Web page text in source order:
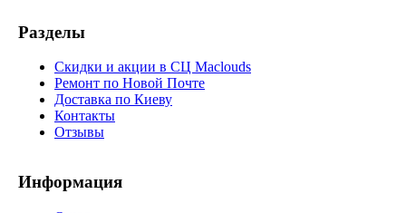
Разделы
Скидки и акции в СЦ Maclouds
Ремонт по Новой Почте
Доставка по Киеву
Контакты
Отзывы
Информация